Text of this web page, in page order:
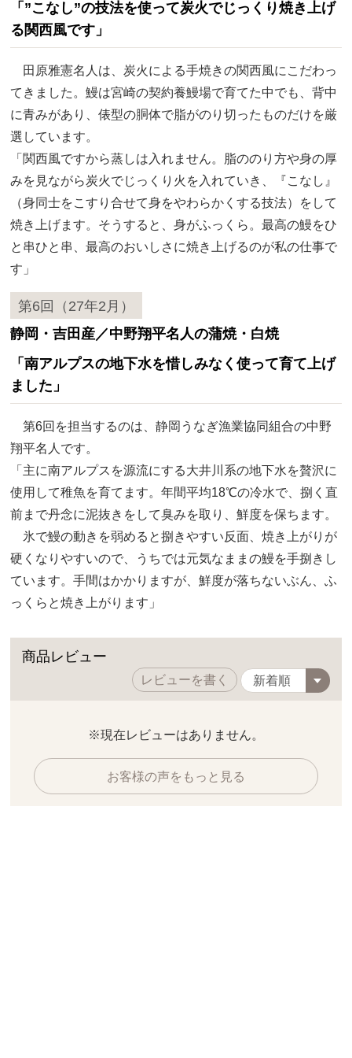
「”こなし”の技法を使って炭火でじっくり焼き上げ
る関西風です」
田原雅憲名人は、炭火による手焼きの関西風にこだわっ
てきました。鰻は宮崎の契約養鰻場で育てた中でも、背中
に青みがあり、俵型の胴体で脂がのり切ったものだけを厳
選しています。
「関西風ですから蒸しは入れません。脂ののり方や身の厚
みを見ながら炭火でじっくり火を入れていき、『こなし』
（身同士をこすり合せて身をやわらかくする技法）をして
焼き上げます。そうすると、身がふっくら。最高の鰻をひ
と串ひと串、最高のおいしさに焼き上げるのが私の仕事で
す」
第6回（27年2月）
静岡・吉田産／中野翔平名人の蒲焼・白焼
「南アルプスの地下水を惜しみなく使って育て上げ
ました」
第6回を担当するのは、静岡うなぎ漁業協同組合の中野
翔平名人です。
「主に南アルプスを源流にする大井川系の地下水を贅沢に
使用して稚魚を育てます。年間平均18℃の冷水で、捌く直
前まで丹念に泥抜きをして臭みを取り、鮮度を保ちます。
氷で鰻の動きを弱めると捌きやすい反面、焼き上がりが
硬くなりやすいので、うちでは元気なままの鰻を手捌きし
ています。手間はかかりますが、鮮度が落ちないぶん、ふ
っくらと焼き上がります」
商品レビュー
レビューを書く
※現在レビューはありません。
お客様の声をもっと見る